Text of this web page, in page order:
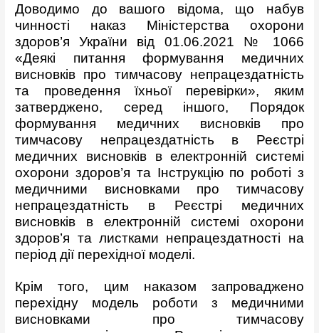
Доводимо до вашого відома, що набув
чинності наказ Міністерства охорони
здоров’я України від 01.06.2021 № 1066
«Деякі питання формування медичних
висновків про тимчасову непрацездатність
та проведення їхньої перевірки», яким
затверджено, серед іншого, Порядок
формування медичних висновків про
тимчасову непрацездатність в Реєстрі
медичних висновків в електронній системі
охорони здоров’я та Інструкцію по роботі з
медичними висновками про тимчасову
непрацездатність в Реєстрі медичних
висновків в електронній системі охорони
здоров’я та листками непрацездатності на
період дії перехідної моделі.
Крім того, цим наказом запроваджено
перехідну модель роботи з медичними
висновками про тимчасову